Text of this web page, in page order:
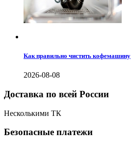
Как правильно чистить кофемашину
2026-08-08
Доставка по всей России
Несколькими ТК
Безопасные платежи